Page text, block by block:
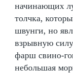
начинающих
толчка,
швунги, но
взрывную
фарш свино-
небольшая